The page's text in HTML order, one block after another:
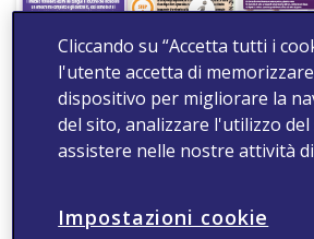
Cosa è la disfunzione
erettile?
Cliccando su “Accetta tutti i
l'utente accetta di
dispositivo per migliorare la
del sito, analizzare l'utilizzo del
assistere nelle nostre attività
Impostazioni cookie